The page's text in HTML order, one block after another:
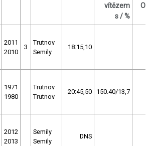
vítězem
s / %
OČ
2011
2010
3
Trutnov
Semily
18:15,10
1971
1980
Trutnov
Trutnov
20:45,50 150.40/13,7
2012
2013
Semily
Semily
DNS